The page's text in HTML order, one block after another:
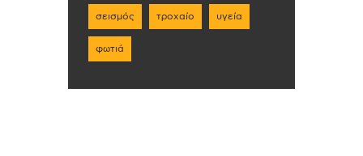
σεισμός τροχαίο υγεία
φωτιά